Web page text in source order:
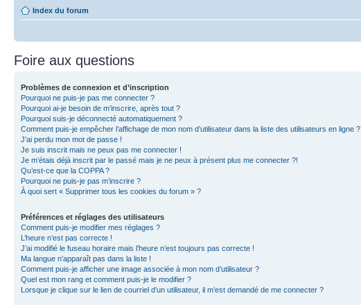
Index du forum
Foire aux questions
Problèmes de connexion et d’inscription
Pourquoi ne puis-je pas me connecter ?
Pourquoi ai-je besoin de m’inscrire, après tout ?
Pourquoi suis-je déconnecté automatiquement ?
Comment puis-je empêcher l’affichage de mon nom d’utilisateur dans la liste des utilisateurs en ligne ?
J’ai perdu mon mot de passe !
Je suis inscrit mais ne peux pas me connecter !
Je m’étais déjà inscrit par le passé mais je ne peux à présent plus me connecter ?!
Qu’est-ce que la COPPA ?
Pourquoi ne puis-je pas m’inscrire ?
À quoi sert « Supprimer tous les cookies du forum » ?
Préférences et réglages des utilisateurs
Comment puis-je modifier mes réglages ?
L’heure n’est pas correcte !
J’ai modifié le fuseau horaire mais l’heure n’est toujours pas correcte !
Ma langue n’apparaît pas dans la liste !
Comment puis-je afficher une image associée à mon nom d’utilisateur ?
Quel est mon rang et comment puis-je le modifier ?
Lorsque je clique sur le lien de courriel d’un utilisateur, il m’est demandé de me connecter ?